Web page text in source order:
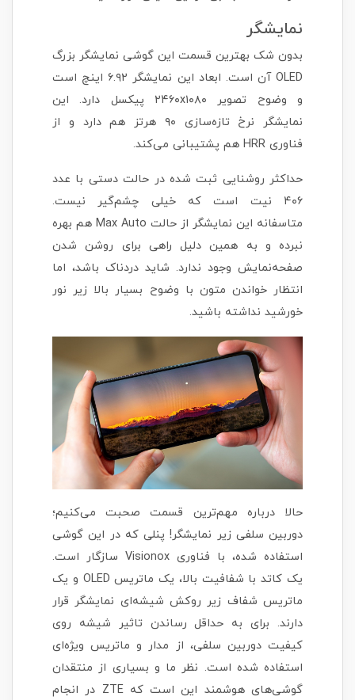
نمایشگر
بدون شک بهترین قسمت این گوشی نمایشگر بزرگ
OLED آن است. ابعاد این نمایشگر ۶.۹۲ اینچ است
و وضوح تصویر ۲۴۶۰x۱۰۸۰ پیکسل دارد. این
نمایشگر نرخ تازه‌سازی ۹۰ هرتز هم دارد و از
فناوری HRR هم پشتیبانی می‌کند.
حداکثر روشنایی ثبت شده در حالت دستی با عدد
۴۰۶ نیت است که خیلی چشم‌گیر نیست.
متاسفانه این نمایشگر از حالت Max Auto هم بهره
نبرده و به همین دلیل راهی برای روشن شدن
صفحه‌نمایش وجود ندارد. شاید دردناک باشد، اما
انتظار خواندن متون با وضوح بسیار بالا زیر نور
خورشید نداشته باشید.
حالا درباره مهم‌ترین قسمت صحبت می‌کنیم؛
دوربین سلفی زیر نمایشگر! پنلی که در این گوشی
استفاده شده، با فناوری Visionox سازگار است.
یک کاتد با شفافیت بالا، یک ماتریس OLED و یک
ماتریس شفاف زیر روکش شیشه‌ای نمایشگر قرار
دارند. برای به حداقل رساندن تاثیر شیشه روی
کیفیت دوربین سلفی، از مدار و ماتریس ویژه‌ای
استفاده شده است. نظر ما و بسیاری از منتقدان
گوشی‌های هوشمند این است که ZTE در انجام